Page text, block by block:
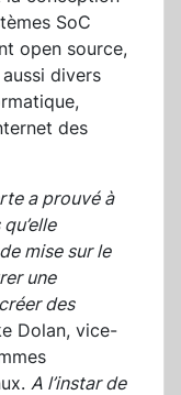
SoC
open source,
divers
des
a prouvé à
mise sur le
une
des
Dolan, vice-
A l’instar de